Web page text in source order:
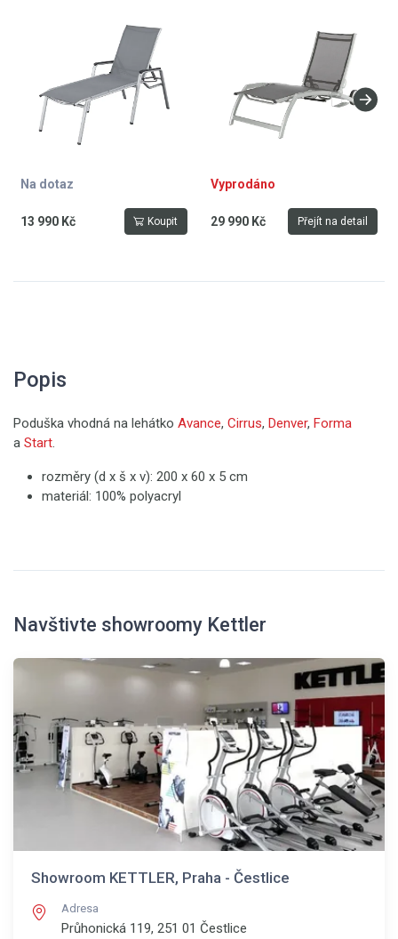
Na dotaz
13 990 Kč Koupit
Vyprodáno
29 990 Kč Přejít na detail
Popis
Poduška vhodná na lehátko Avance, Cirrus, Denver, Forma
a Start.
rozměry (d x š x v): 200 x 60 x 5 cm
materiál: 100% polyacryl
Navštivte showroomy Kettler
Showroom KETTLER, Praha - Čestlice
Adresa
Průhonická 119, 251 01 Čestlice